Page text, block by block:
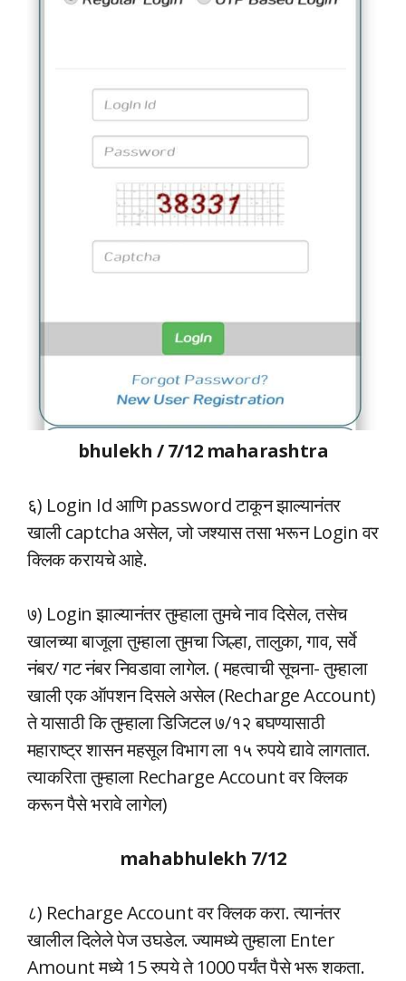
bhulekh / 7/12 maharashtra
६) Login Id आणि password टाकून झाल्यानंतर
खाली captcha असेल, जो जश्यास तसा भरून Login वर
क्लिक करायचे आहे.
७) Login झाल्यानंतर तुम्हाला तुमचे नाव दिसेल, तसेच
खालच्या बाजूला तुम्हाला तुमचा जिल्हा, तालुका, गाव, सर्वे
नंबर/ गट नंबर निवडावा लागेल. ( महत्वाची सूचना- तुम्हाला
खाली एक ऑपशन दिसले असेल (Recharge Account)
ते यासाठी कि तुम्हाला डिजिटल ७/१२ बघण्यासाठी
महाराष्ट्र शासन महसूल विभाग ला १५ रुपये द्यावे लागतात.
त्याकरिता तुम्हाला Recharge Account वर क्लिक
करून पैसे भरावे लागेल)
mahabhulekh 7/12
८) Recharge Account वर क्लिक करा. त्यानंतर
खालील दिलेले पेज उघडेल. ज्यामध्ये तुम्हाला Enter
Amount मध्ये 15 रुपये ते 1000 पर्यंत पैसे भरू शकता.